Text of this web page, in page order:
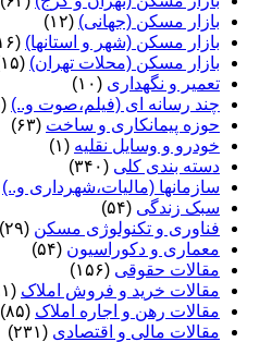
بازار مسکن (جهانی) (۱۲)
بازار مسکن (شهر و استانها) (۱۶)
بازار مسکن (محلات تهران) (۱۵)
تعمیر و نگهداری (۱۰)
چند رسانه ای (فیلم،صوت و..) (۵)
حوزه پیمانکاری و ساخت (۶۳)
خودرو و وسایل نقلیه (۱)
دسته بندی کلی (۳۴۰)
سازمانها (مالیات،شهرداری و..)
سبک زندگی (۵۴)
فناوری و تکنولوژی مسکن (۲۹)
معماری و دکوراسیون (۵۴)
مقالات حقوقی (۱۵۶)
مقالات خرید و فروش املاک (۱۹۱)
مقالات رهن و اجاره املاک (۸۵)
مقالات مالی و اقتصادی (۲۳۱)